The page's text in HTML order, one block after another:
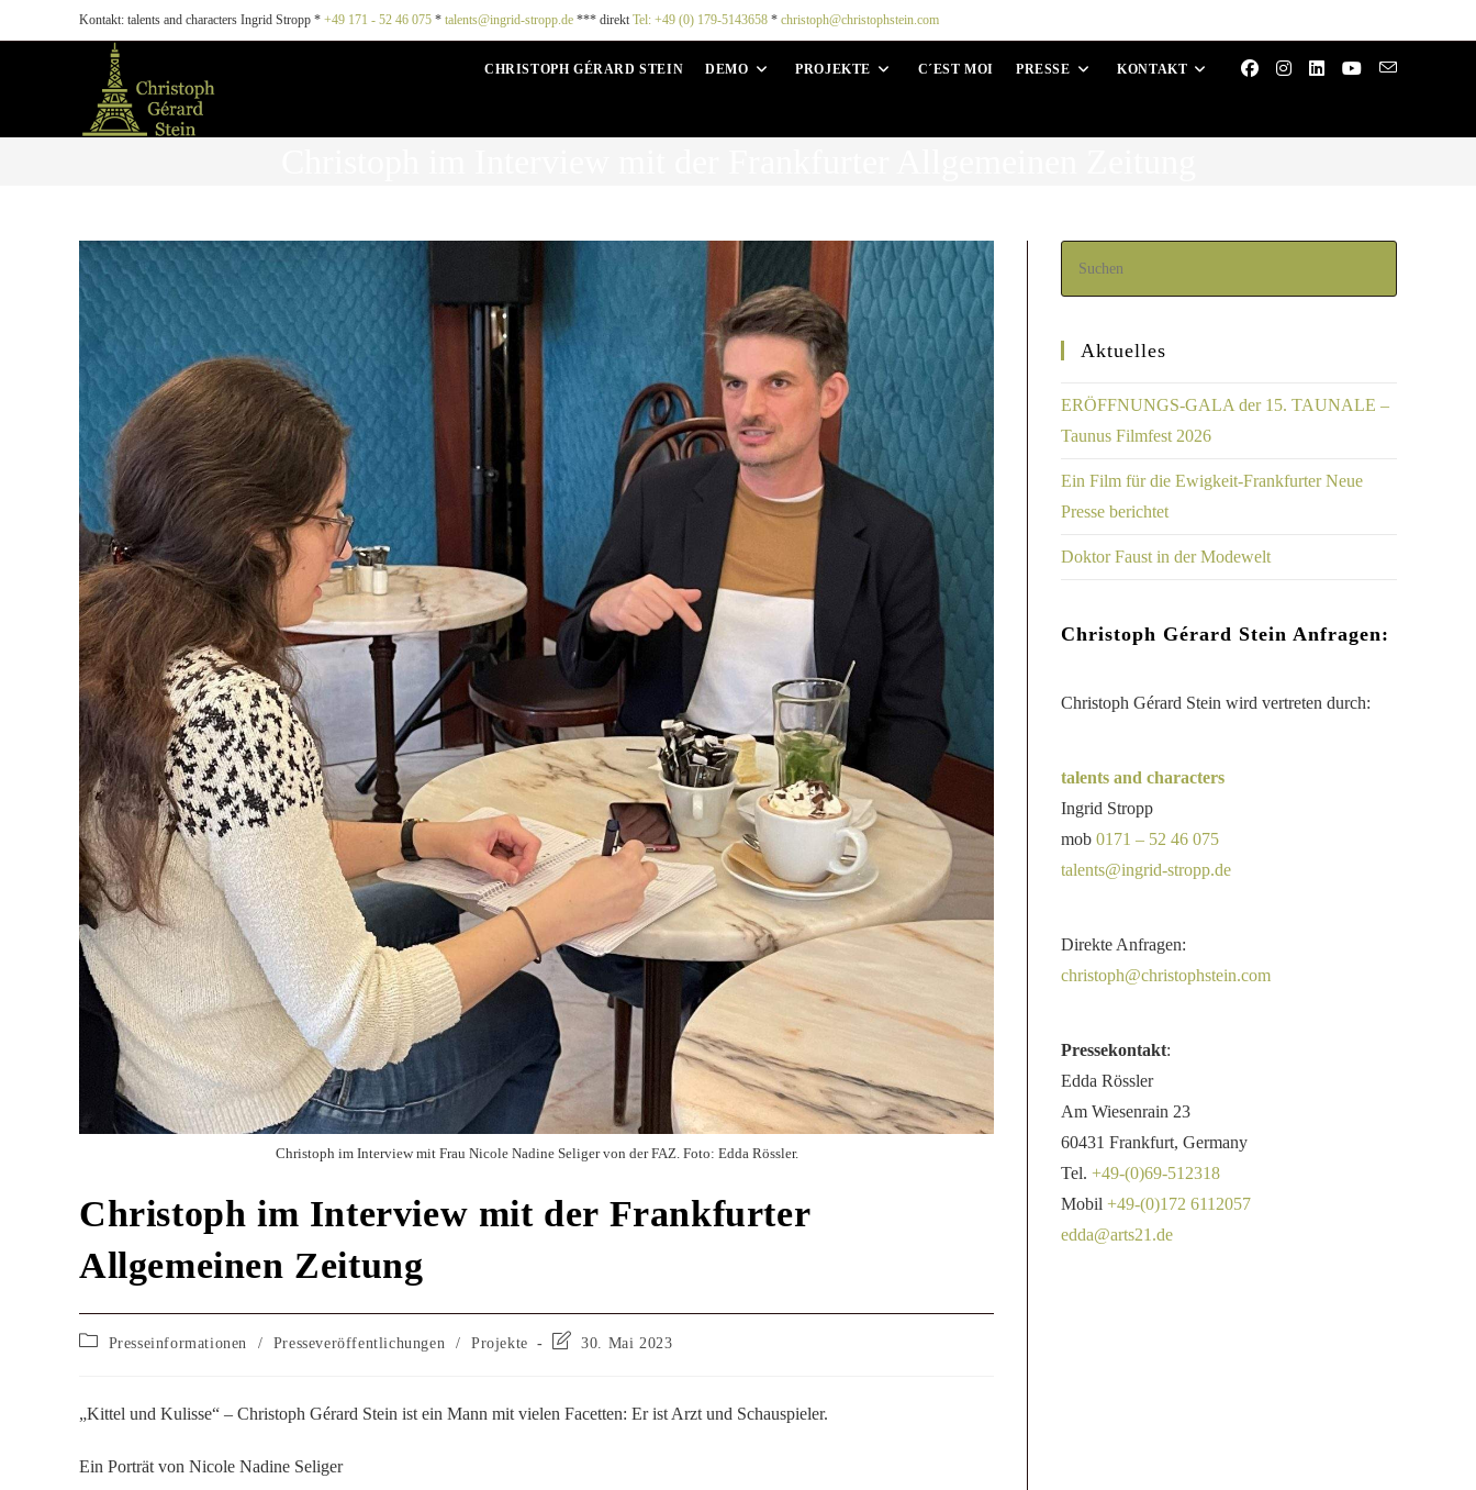
Kontakt: talents and characters Ingrid Stropp * +49 171 - 52 46 075 * talents@ingrid-stropp.de *** direkt Tel: +49 (0) 179-5143658 * christoph@christophstein.com
CHRISTOPH GÉRARD STEIN DEMO PROJEKTE C´EST MOI PRESSE KONTAKT
Christoph im Interview mit Frau Nicole Nadine Seliger von der FAZ. Foto: Edda Rössler.
Christoph im Interview mit der Frankfurter
Allgemeinen Zeitung
Presseinformationen / Presseveröffentlichungen / Projekte 30. Mai 2023
„Kittel und Kulisse“ – Christoph Gérard Stein ist ein Mann mit vielen Facetten: Er ist Arzt und Schauspieler.
Ein Porträt von Nicole Nadine Seliger
Aktuelles
ERÖFFNUNGS-GALA der 15. TAUNALE –
Taunus Filmfest 2026
Ein Film für die Ewigkeit-Frankfurter Neue
Presse berichtet
Doktor Faust in der Modewelt
Christoph Gérard Stein Anfragen:
Christoph Gérard Stein wird vertreten durch:
talents and characters
Ingrid Stropp
mob 0171 – 52 46 075
talents@ingrid-stropp.de
Direkte Anfragen:
christoph@christophstein.com
Pressekontakt:
Edda Rössler
Am Wiesenrain 23
60431 Frankfurt, Germany
Tel. +49-(0)69-512318
Mobil +49-(0)172 6112057
edda@arts21.de